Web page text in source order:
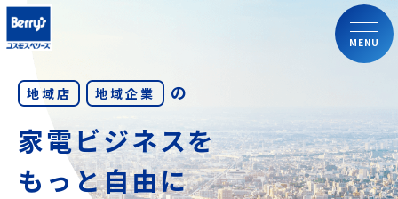
MENU
地域店 地域企業 の
家電ビジネスを
もっと自由に